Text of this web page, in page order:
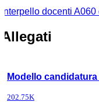
Interpello docenti
Allegati
Modello
202.75K